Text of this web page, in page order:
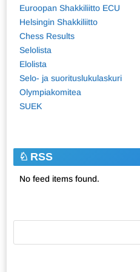
Euroopan Shakkiliitto ECU
Helsingin Shakkiliitto
Chess Results
Selolista
Elolista
Selo- ja suorituslukulaskuri
Olympiakomitea
SUEK
RSS
No feed items found.